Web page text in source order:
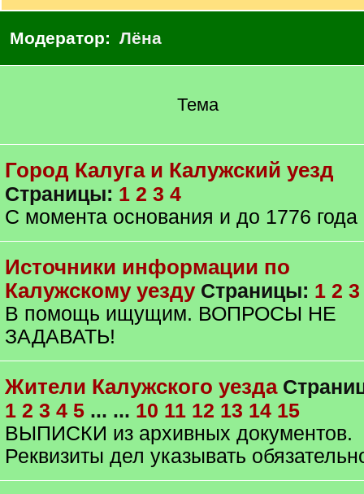
Модератор: Лёна
Тема
Город Калуга и Калужский уезд
Страницы: 1 2 3 4
С момента основания и до 1776 года
Источники информации по
Калужскому уезду Страницы: 1 2 3
В помощь ищущим. ВОПРОСЫ НЕ
ЗАДАВАТЬ!
Жители Калужского уезда
1 2 3 4 5 ... ... 10 11 12 13 14 15
ВЫПИСКИ из архивных документов.
Реквизиты дел указывать